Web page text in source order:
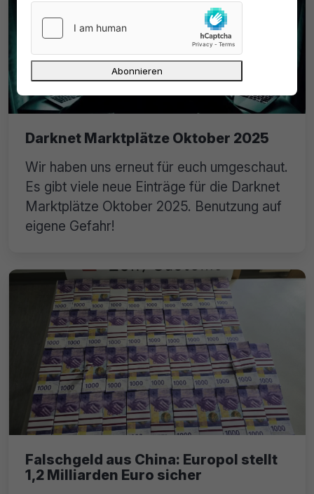
Darknet Marktplätze Oktober 2025
Wir haben uns erneut für euch umgeschaut.
Es gibt viele neue Einträge für die Darknet
Marktplätze Oktober 2025. Benutzung auf
eigene Gefahr!
Falschgeld aus China: Europol stellt
1,2 Milliarden Euro sicher